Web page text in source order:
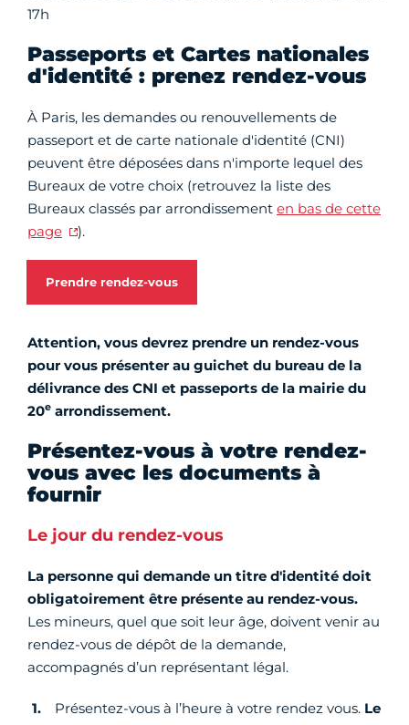
17h
Passeports et Cartes nationales
d'identité : prenez rendez-vous
À Paris, les demandes ou renouvellements de
passeport et de carte nationale d'identité (CNI)
peuvent être déposées dans n'importe lequel des
Bureaux de votre choix (retrouvez la liste des
Bureaux classés par arrondissement en bas de cette
page
).
Prendre rendez-vous
Attention, vous devrez prendre un rendez-vous
pour vous présenter au guichet du bureau de la
délivrance des CNI et passeports de la mairie du
20e arrondissement.
Présentez-vous à votre rendez-
vous avec les documents à
fournir
Le jour du rendez-vous
La personne qui demande un titre d'identité doit
obligatoirement être présente au rendez-vous.
Les mineurs, quel que soit leur âge, doivent venir au
rendez-vous de dépôt de la demande,
accompagnés d’un représentant légal.
Présentez-vous à l’heure à votre rendez vous. Le